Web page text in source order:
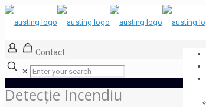
Contact
✕
Detecție Incendiu